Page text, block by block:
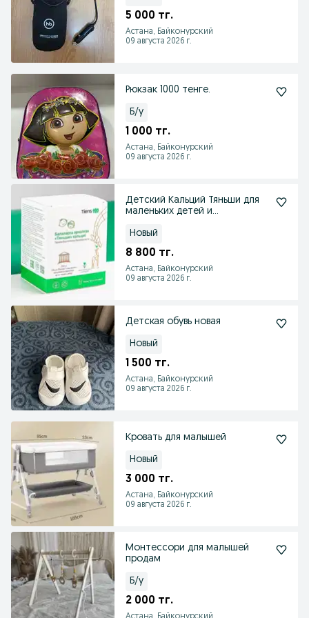
5 000 тг.
Астана, Байконурский
09 августа 2026 г.
Рюкзак 1000 тенге.
Б/у
1 000 тг.
Астана, Байконурский
09 августа 2026 г.
Детский Кальций Тяньши для
маленьких детей и
Новый
8 800 тг.
Астана, Байконурский
09 августа 2026 г.
Детская обувь новая
Новый
1 500 тг.
Астана, Байконурский
09 августа 2026 г.
Кровать для малышей
Новый
3 000 тг.
Астана, Байконурский
09 августа 2026 г.
Монтессори для малышей
продам
Б/у
2 000 тг.